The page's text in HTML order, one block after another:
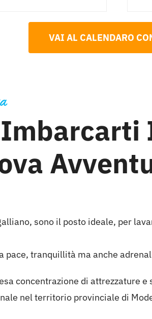
VAI AL CALENDARO
sono il posto ideale, per
pace, tranquillità ma anche
concentrazione di attrezzature e
nel territorio provinciale di